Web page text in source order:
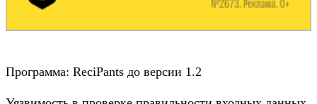
Программа: ReciPants до версии 1.2